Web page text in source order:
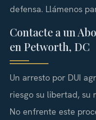
defensa. Llámenos
Contacte a un
en Petworth, DC
Un arresto por DUI
riesgo su libertad, su
No enfrente este